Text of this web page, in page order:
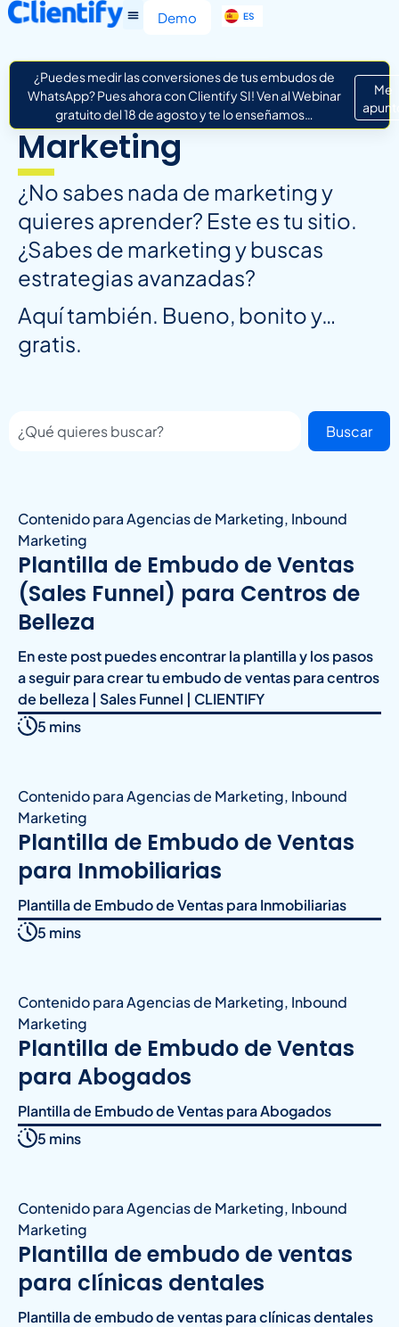
Demo ES
IT
¿Puedes medir las conversiones de tus embudos de
WhatsApp? Pues ahora con Clientify SI! Ven al Webinar
gratuito del 18 de agosto y te lo enseñamos…
Me
Marketing
¿No sabes nada de marketing y
quieres aprender? Este es tu sitio.
¿Sabes de marketing y buscas
estrategias avanzadas?
Aquí también. Bueno, bonito y…
gratis.
Buscar
Contenido para Agencias de Marketing, Inbound
Marketing
Plantilla de Embudo de Ventas
(Sales Funnel) para Centros de
Belleza
En este post puedes encontrar la plantilla y los pasos
a seguir para crear tu embudo de ventas para centros
de belleza | Sales Funnel | CLIENTIFY
5 mins
Contenido para Agencias de Marketing, Inbound
Marketing
Plantilla de Embudo de Ventas
para Inmobiliarias
Plantilla de Embudo de Ventas para Inmobiliarias
5 mins
Contenido para Agencias de Marketing, Inbound
Marketing
Plantilla de Embudo de Ventas
para Abogados
Plantilla de Embudo de Ventas para Abogados
5 mins
Contenido para Agencias de Marketing, Inbound
Marketing
Plantilla de embudo de ventas
para clínicas dentales
Plantilla de embudo de ventas para clínicas dentales